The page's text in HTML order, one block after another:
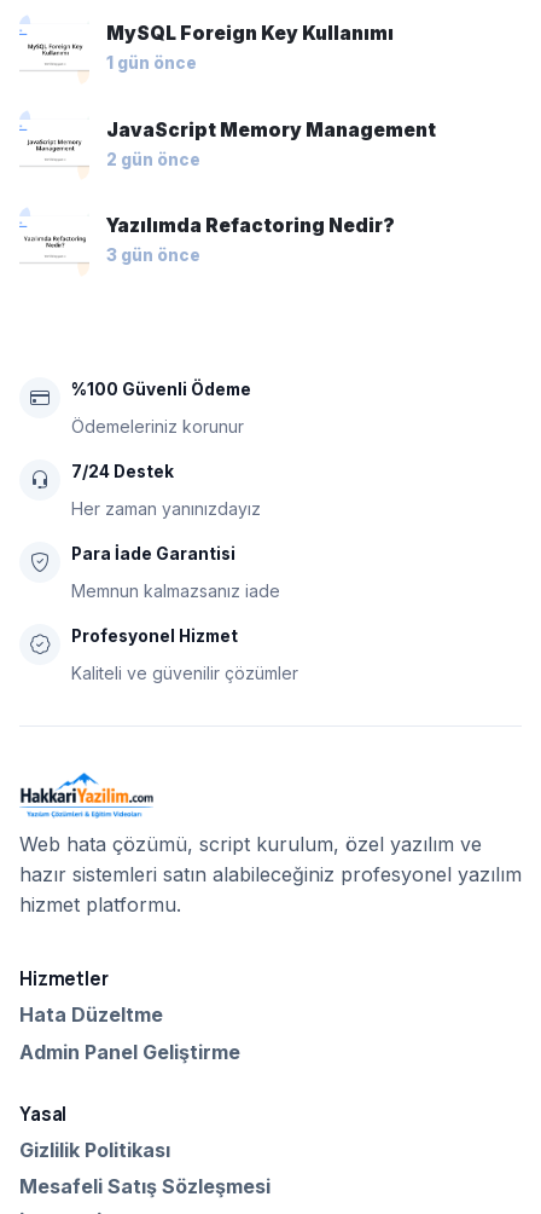
MySQL Foreign Key Kullanımı
1 gün önce
JavaScript Memory Management
2 gün önce
Yazılımda Refactoring Nedir?
3 gün önce
%100 Güvenli Ödeme
Ödemeleriniz korunur
7/24 Destek
Her zaman yanınızdayız
Para İade Garantisi
Memnun kalmazsanız iade
Profesyonel Hizmet
Kaliteli ve güvenilir çözümler
Web hata çözümü, script kurulum, özel yazılım ve
hazır sistemleri satın alabileceğiniz profesyonel yazılım
hizmet platformu.
Hizmetler
Hata Düzeltme
Admin Panel Geliştirme
Yasal
Gizlilik Politikası
Mesafeli Satış Sözleşmesi